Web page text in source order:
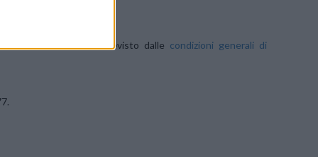
secondo quanto previsto dalle condizioni generali di